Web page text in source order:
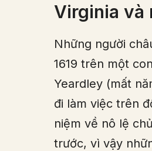
Virginia và
Những người
1619 trên một
Yeardley (mất
đi làm việc trên
niệm về nô lệ
trước, vì vậy